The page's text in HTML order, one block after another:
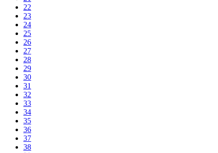
22
23
24
25
26
27
28
29
30
31
32
33
34
35
36
37
38